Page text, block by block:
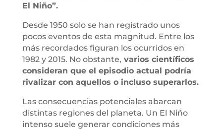
El Niño”.
Desde 1950 solo se han registrado unos
pocos eventos de esta magnitud. Entre los
más recordados figuran los ocurridos en
1982 y 2015. No obstante, varios científicos
consideran que el episodio actual podría
rivalizar con aquellos o incluso superarlos.
Las consecuencias potenciales abarcan
distintas regiones del planeta. Un El Niño
intenso suele generar condiciones más